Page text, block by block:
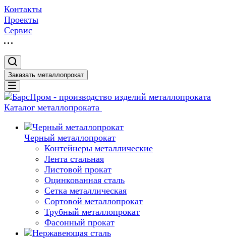
Контакты
Проекты
Сервис
Заказать металлопрокат
Каталог металлопроката
Черный металлопрокат
Контейнеры металлические
Лента стальная
Листовой прокат
Оцинкованная сталь
Сетка металлическая
Сортовой металлопрокат
Трубный металлопрокат
Фасонный прокат